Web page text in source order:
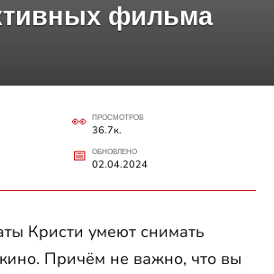
фильма
ПРОСМОТРОВ
36.7к.
ОБНОВЛЕНО
02.04.2024
Кристи умеют снимать
Причём не важно, что вы